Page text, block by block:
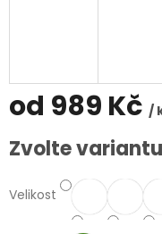
od 989 Kč /
Měrná
cena:
Zvolte variantu
Velikost